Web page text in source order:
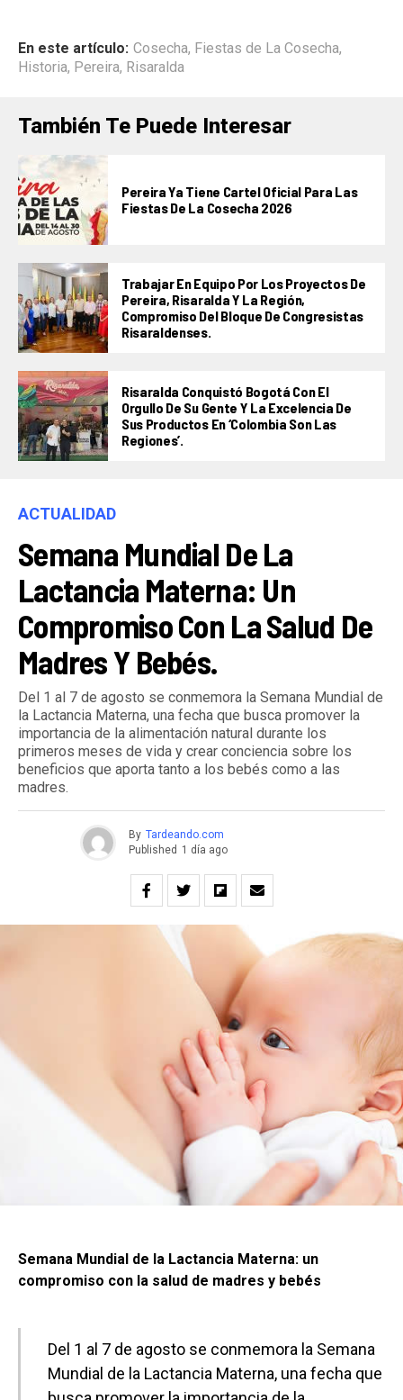
En este artículo: Cosecha, Fiestas de La Cosecha,
Historia, Pereira, Risaralda
También Te Puede Interesar
Pereira Ya Tiene Cartel Oficial Para Las
Fiestas De La Cosecha 2026
Trabajar En Equipo Por Los Proyectos De
Pereira, Risaralda Y La Región,
Compromiso Del Bloque De Congresistas
Risaraldenses.
Risaralda Conquistó Bogotá Con El
Orgullo De Su Gente Y La Excelencia De
Sus Productos En ‘Colombia Son Las
Regiones’.
ACTUALIDAD
Semana Mundial De La
Lactancia Materna: Un
Compromiso Con La Salud De
Madres Y Bebés.
Del 1 al 7 de agosto se conmemora la Semana Mundial de
la Lactancia Materna, una fecha que busca promover la
importancia de la alimentación natural durante los
primeros meses de vida y crear conciencia sobre los
beneficios que aporta tanto a los bebés como a las
madres.
By Tardeando.com
Published 1 día ago
Semana Mundial de la Lactancia Materna: un
compromiso con la salud de madres y bebés
Del 1 al 7 de agosto se conmemora la Semana
Mundial de la Lactancia Materna, una fecha que